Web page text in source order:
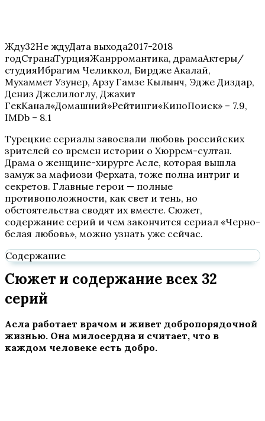
Жду32Не ждуДата выхода2017-2018
годСтранаТурцияЖанрромантика, драмаАктеры/
студияИбрагим Челиккол, Бирдже Акалай,
Мухаммет Узунер, Арзу Гамзе Кылынч, Эдже Диздар,
Дениз Джелилоглу, Джахит
ГекКанал«Домашний»Рейтинги«КиноПоиск» – 7.9,
IMDb – 8.1
Турецкие сериалы завоевали любовь российских
зрителей со времен истории о Хюррем-султан.
Драма о женщине-хирурге Асле, которая вышла
замуж за мафиози Ферхата, тоже полна интриг и
секретов. Главные герои — полные
противоположности, как свет и тень, но
обстоятельства сводят их вместе. Сюжет,
содержание серий и чем закончится сериал «Черно-
белая любовь», можно узнать уже сейчас.
Содержание
Сюжет и содержание всех 32
серий
Асла работает врачом и живет добропорядочной
жизнью. Она милосердна и считает, что в
каждом человеке есть добро.